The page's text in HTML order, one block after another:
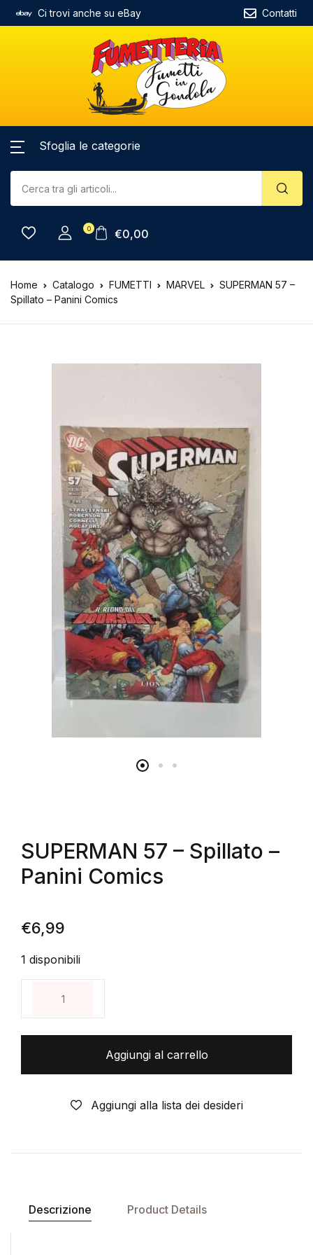
Ci trovi anche su eBay Contatti
Sfoglia le categorie
0 €0,00
Home Catalogo FUMETTI MARVEL
SUPERMAN 57 –
Spillato – Panini Comics
SUPERMAN 57 – Spillato –
Panini Comics
€6,99
1 disponibili
Aggiungi al carrello
Aggiungi alla lista dei desideri
Descrizione Product Details